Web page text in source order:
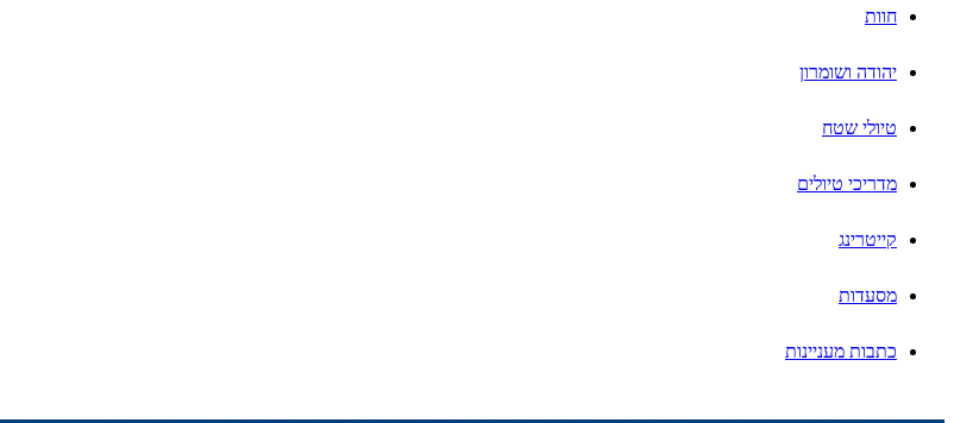
חוות
יהודה ושומרון
טיולי שטח
מדריכי טיולים
קייטרינג
מסעדות
כתבות מעניינות